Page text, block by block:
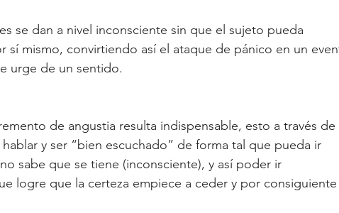
se dan a nivel inconsciente sin que el sujeto pueda
sí mismo, convirtiendo así el ataque de pánico en un
urge de un sentido.
de angustia resulta indispensable, esto a través de
y ser “bien escuchado” de forma tal que pueda ir
sabe que se tiene (inconsciente), y así poder ir
logre que la certeza empiece a ceder y por consiguiente